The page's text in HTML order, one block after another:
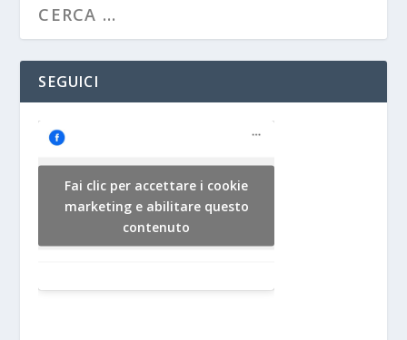
SEGUICI
Fai clic per accettare i cookie
marketing e abilitare questo
contenuto